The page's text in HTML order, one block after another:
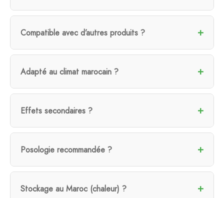
Compatible avec d’autres produits ?
Adapté au climat marocain ?
Effets secondaires ?
Posologie recommandée ?
Stockage au Maroc (chaleur) ?